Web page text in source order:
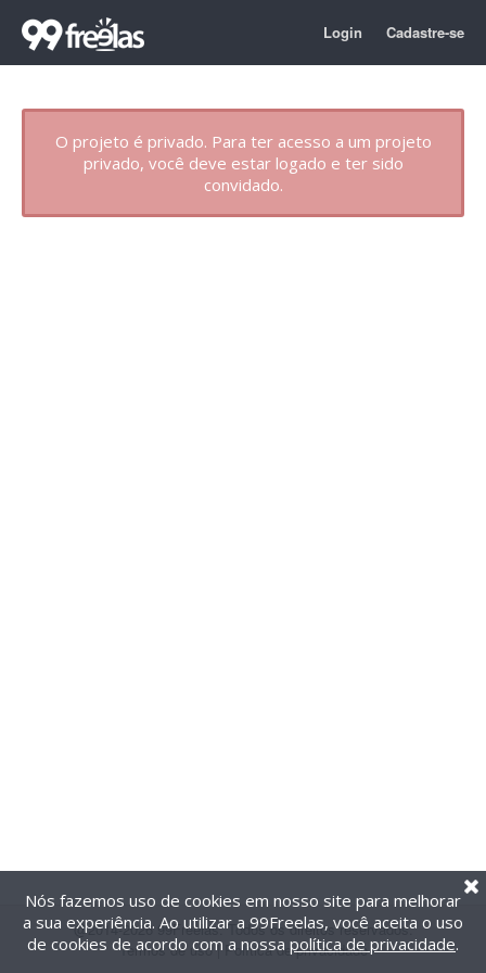
Login Cadastre-se
O projeto é privado. Para ter acesso a um projeto
privado, você deve estar logado e ter sido
convidado.
@2014-2026 99Freelas. Todos os direitos reservados.
Termos de uso| Política de privacidade
Nós fazemos uso de cookies em nosso site para melhorar
a sua experiência. Ao utilizar a 99Freelas, você aceita o uso
de cookies de acordo com a nossa política de privacidade.